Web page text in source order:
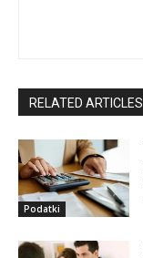
RELATED ARTICLES
Podatki